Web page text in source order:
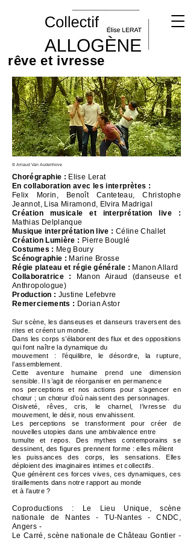
rêve et ivresse
© Arnaud Van Audenhove
Chorégraphie : Elise Lerat
En collaboration avec les interprètes :
Felix Morin, Benoît Canteteau, Christophe
Jeannot, Lisa Miramond, Elvira Madrigal
Création musicale et interprétation live :
Mathias Delplanque
Musique interprétation live : Céline Challet
Création Lumière : Pierre Bouglé
Costumes : Meg Boury
Scénographie : Marine Brosse
Régie plateau et régie générale : Manon Allard
Collaboratrice :
Manon Airaud (danseuse et
Anthropologue)
Production : Justine Lefebvre
Remerciements : Dorian Astor
Sur scène, les danseuses et danseurs traversent des
rites et créent un monde.
Dans les corps s’élaborent des flux et des oppositions
qui font naître la dynamique du
mouvement : l’équilibre, le désordre, la rupture,
l’assemblement.
Cette aventure humaine prend une dimension
sensible. Il s’agit de réorganiser en permanence
nos perceptions et nos actions pour s’agencer en
chœur ; un chœur d’où naissent des personnages.
Oisiveté, rêves, cris, le charnel, l’ivresse du
mouvement, le désir, nous envahissent.
Les perceptions se transforment pour créer de
nouvelles utopies dans une ambivalence entre
tumulte et repos. Des mythes contemporains se
dessinent, des figures prennent forme : elles mêlent
les puissances des corps, les sensations. Elles
déploient des imaginaires intimes et collectifs.
Que génèrent ces forces vives, ces dynamiques, ces
tiraillements dans notre rapport au monde
et à l’autre ?
Coproductions : Le Lieu Unique, scène
nationale de Nantes - TU-Nantes - CNDC,
Angers -
Le Carré, scène nationale de Château Gontier -